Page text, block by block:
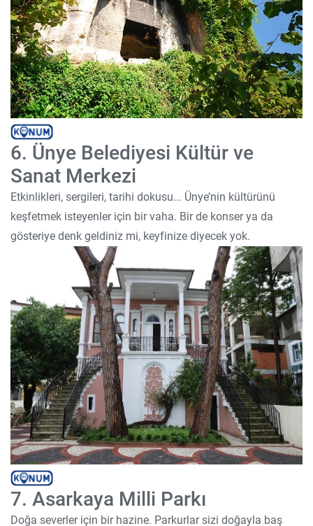
6. Ünye Belediyesi Kültür ve
Sanat Merkezi
Etkinlikleri, sergileri, tarihi dokusu... Ünye’nin kültürünü
keşfetmek isteyenler için bir vaha. Bir de konser ya da
gösteriye denk geldiniz mi, keyfinize diyecek yok.
7. Asarkaya Milli Parkı
Doğa severler için bir hazine. Parkurlar sizi doğayla baş